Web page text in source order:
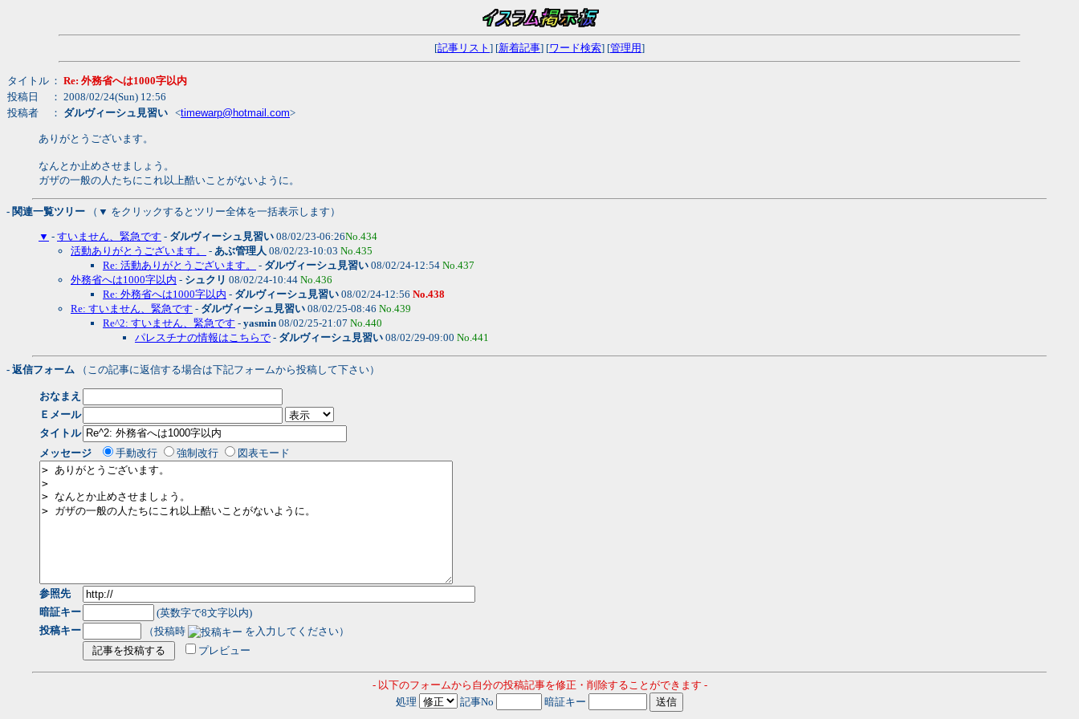
[記事リスト ] [新着記事] [ワード検索] [管理用]
タイトル ： Re: 外務省へは1000字以内
投稿日
： 2008/02/24(Sun) 12:56
投稿者
： ダルヴィーシュ見習い <timewarp@hotmail.com>
ありがとうございます。
なんとか止めさせましょう。
ガザの一般の人たちにこれ以上酷いことがないように。
- 関連一覧ツリー （▼ をクリックするとツリー全体を一括表示します）
▼ - すいません、緊急です - ダルヴィーシュ見習い 08/02/23-06:26No.434
活動ありがとうございます。
- あぶ管理人 08/02/23-10:03 No.435
Re: 活動ありがとうございます。
- ダルヴィーシュ見習い 08/02/24-12:54 No.437
外務省へは1000字以内 - シュクリ 08/02/24-10:44 No.436
Re: 外務省へは1000字以内 - ダルヴィーシュ見習い 08/02/24-12:56 No.438
Re: すいません、緊急です - ダルヴィーシュ見習い 08/02/25-08:46 No.439
Re^2: すいません、緊急です - yasmin 08/02/25-21:07 No.440
パレスチナの情報はこちらで - ダルヴィーシュ見習い 08/02/29-09:00 No.441
- 返信フォーム （この記事に返信する場合は下記フォームから投稿して下さい）
おなまえ
Ｅメール
タイトル
メッセージ
手動改行 強制改行 図表モード
参照先
暗証キー
(英数字で8文字以内)
投稿キー
（投稿時
を入力してください）
プレビュー
- 以下のフォームから自分の投稿記事を修正・削除することができます -
処理
記事No 暗証キー